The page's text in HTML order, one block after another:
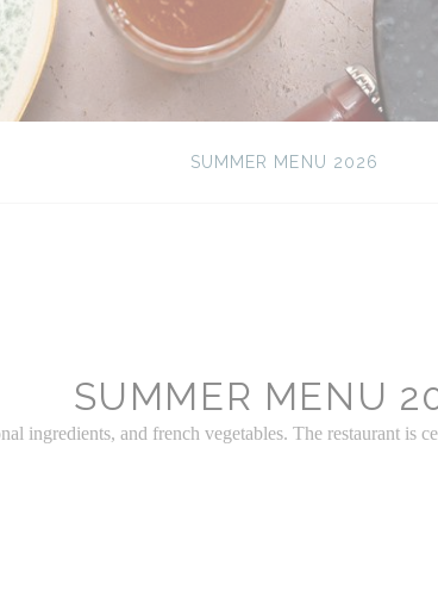
SUMMER MENU 2026
SUMMER MENU
ingredients, and french vegetables. The restaurant is